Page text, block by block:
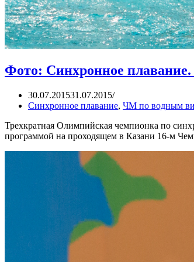
Фото: Синхронное
30.07.201531.07.2015
Синхронное плавание, ЧМ по водным
Трехкратная Олимпийская чемпионка по
программой на проходящем в Казани 16-м